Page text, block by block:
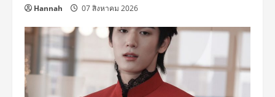
Hannah 07 สิงหาคม 2026